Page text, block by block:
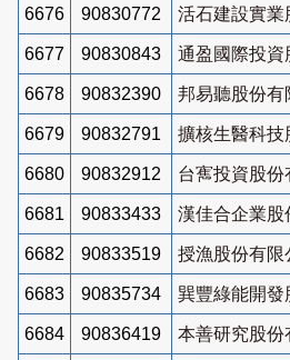
6676 90830772 活石建設實業
6677 90830843 通盈國際投資
6678 90832390 邦易聽股份有
6679 90832791 擴核生醫科技
6680 90832912 台寯投資股份
6681 90833433 漢佳合企業股
6682 90833519 授漁股份有限
6683 90835734 巽豐綠能開發
6684 90836419 本善研究股份